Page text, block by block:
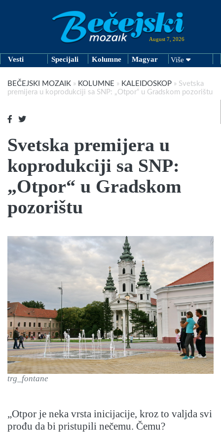
August 7, 2026
Vesti Specijali Kolumne Magyar Više
BEČEJSKI MOZAIK » KOLUMNE » KALEIDOSKOP » Svetska
premijera u koprodukciji sa SNP: „Otpor“ u Gradskom pozorištu
Svetska premijera u
koprodukciji sa SNP:
„Otpor“ u Gradskom
pozorištu
trg_fontane
„Otpor je neka vrsta inicijacije, kroz to valjda svi
prođu da bi pristupili nečemu. Čemu?